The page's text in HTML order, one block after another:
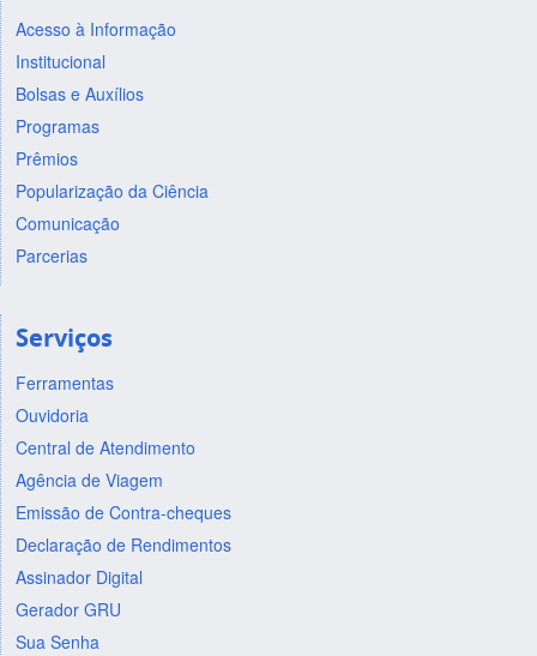
Acesso à Informação
Institucional
Bolsas e Auxílios
Programas
Prêmios
Popularização da Ciência
Comunicação
Parcerias
Serviços
Ferramentas
Ouvidoria
Central de Atendimento
Agência de Viagem
Emissão de Contra-cheques
Declaração de Rendimentos
Assinador Digital
Gerador GRU
Sua Senha